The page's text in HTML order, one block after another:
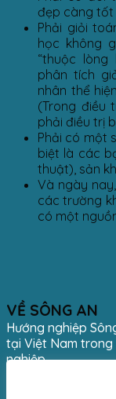
đẹp càng tốt
Phải giỏi
học không
“thuộc
phân tích
nhân thể
(Trong điều
phải điều trị
Phải có một
biệt là các
thuật), sản
Và ngày
các trường
có một
VỀ SÔNG AN
Hướng nghiệp
tại Việt Nam
nghiệp.